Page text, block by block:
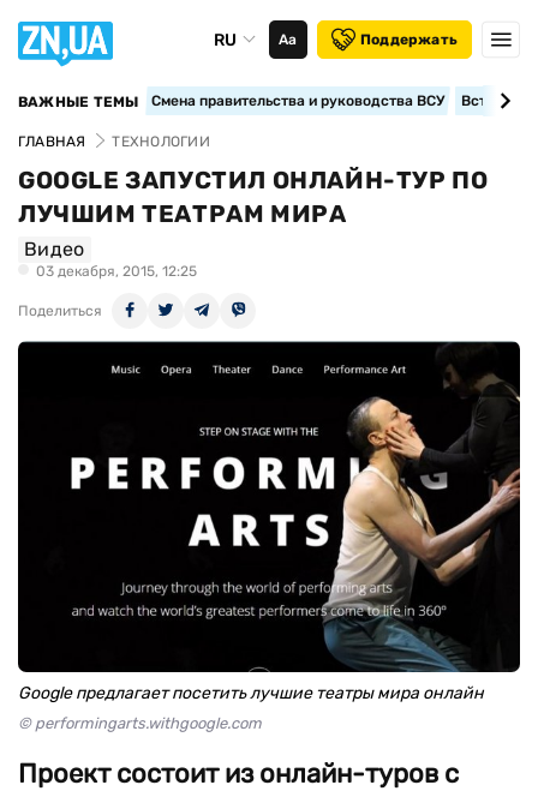
RU Аа Поддержать
ВАЖНЫЕ ТЕМЫ Смена правительства и руководства ВСУ
ГЛАВНАЯ ТЕХНОЛОГИИ
GOOGLE ЗАПУСТИЛ ОНЛАЙН-ТУР ПО
ЛУЧШИМ ТЕАТРАМ МИРА
Видео
03 декабря, 2015, 12:25
Поделиться
Google предлагает посетить лучшие театры мира онлайн
© performingarts.withgoogle.com
Проект состоит из онлайн-туров с